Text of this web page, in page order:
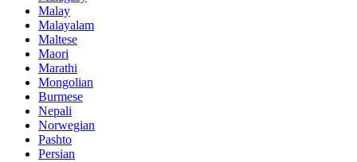
Malay
Malayalam
Maltese
Maori
Marathi
Mongolian
Burmese
Nepali
Norwegian
Pashto
Persian